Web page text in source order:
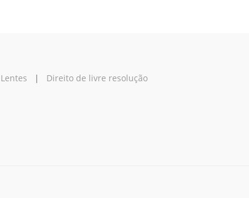
Lentes | Direito de livre resolução